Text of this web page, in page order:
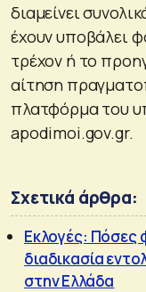
διαμείνει
έχουν υποβάλει
τρέχον ή το
αίτηση
πλατφόρμα του
apodimoi.gov.gr.
Σχετικά άρθρα:
Εκλογές: Πόσες
διαδικασία
στην Ελλάδα